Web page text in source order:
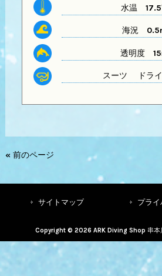
水温
海況
透明度
スーツ ドライ
« 前のページ
サイトマップ プラ
Copyright © 2026 ARK Diving Shop 串本